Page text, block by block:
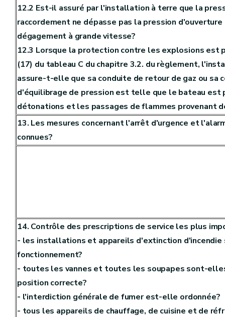
12.2 Est-il assuré par l'installation à terre que la
raccordement ne dépasse pas la pression
dégagement à grande vitesse?
12.3 Lorsque la protection contre les explosions est
(17) du tableau C du chapitre 3.2. du règlement,
assure-t-elle que sa conduite de retour de gaz ou sa
d'équilibrage de pression est telle que le bateau est
détonations et les passages de flammes provenant
13. Les mesures concernant l'arrêt d'urgence et
connues?
14. Contrôle des prescriptions de service les plus
- les installations et appareils d'extinction
fonctionnement?
- toutes les vannes et toutes les soupapes sont-
position correcte?
- l'interdiction générale de fumer est-elle ordonnée?
- tous les appareils de chauffage, de cuisine et de